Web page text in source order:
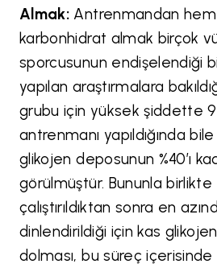
Almak: Antrenmandan
karbonhidrat almak birçok
sporcusunun endişelendiği
yapılan araştırmalara
grubu için yüksek şiddette 9-
antrenmanı yapıldığında
glikojen deposunun %40’ı
görülmüştür. Bununla
çalıştırıldıktan sonra en
dinlendirildiği için kas
dolması, bu süreç